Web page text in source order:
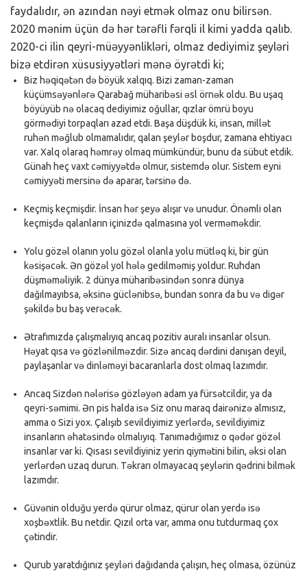
faydalıdır, ən azından nəyi etmək olmaz onu bilirsən.
2020 mənim üçün də hər tərəfli fərqli il kimi yadda qalıb.
2020-ci ilin qeyri-müəyyənlikləri, olmaz dediyimiz şeyləri
bizə etdirən xüsusiyyətləri mənə öyrətdi ki;
Biz həqiqətən də böyük xalqıq. Bizi zaman-zaman
küçümsəyənlərə Qarabağ müharibəsi əsl örnək oldu. Bu uşaq
böyüyüb nə olacaq dediyimiz oğullar, qızlar ömrü boyu
görmədiyi torpaqları azad etdi. Başa düşdük ki, insan, millət
ruhən məğlub olmamalıdır, qalan şeylər boşdur, zamana ehtiyacı
var. Xalq olaraq həmrəy olmaq mümkündür, bunu da sübut etdik.
Günah heç vaxt cəmiyyətdə olmur, sistemdə olur. Sistem eyni
cəmiyyəti mersinə də aparar, tərsinə də.
Keçmiş keçmişdir. İnsan hər şeyə alışır və unudur. Önəmli olan
keçmişdə qalanların içinizdə qalmasına yol verməməkdir.
Yolu gözəl olanın yolu gözəl olanla yolu mütləq ki, bir gün
kəsişəcək. Ən gözəl yol hələ gedilməmiş yoldur. Ruhdan
düşməməliyik. 2 dünya müharibəsindən sonra dünya
dağılmayıbsa, əksinə güclənibsə, bundan sonra da bu və digər
şəkildə bu baş verəcək.
Ətrafımızda çalışmalıyıq ancaq pozitiv auralı insanlar olsun.
Həyat qısa və gözlənilməzdir. Sizə ancaq dərdini danışan deyil,
paylaşanlar və dinləməyi bacaranlarla dost olmaq lazımdır.
Ancaq Sizdən nələrisə gözləyən adam ya fürsətcildir, ya da
qeyri-səmimi. Ən pis halda isə Siz onu maraq dairənizə almısız,
amma o Sizi yox. Çalışıb sevildiyimiz yerlərdə, sevildiyimiz
insanların əhatəsində olmalıyıq. Tanımadığımız o qədər gözəl
insanlar var ki. Qısası sevildiyiniz yerin qiymətini bilin, əksi olan
yerlərdən uzaq durun. Təkrarı olmayacaq şeylərin qədrini bilmək
lazımdır.
Güvənin olduğu yerdə qürur olmaz, qürur olan yerdə isə
xoşbəxtlik. Bu netdir. Qızıl orta var, amma onu tutdurmaq çox
çətindir.
Qurub yaratdığınız şeyləri dağıdanda çalışın, heç olmasa, özünüz